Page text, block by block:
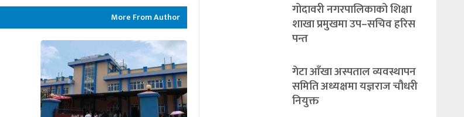
More From Author
गोदावरी नगरपालिकाको शिक्षा
शाखा प्रमुखमा उप–सचिव हरिस
पन्त
गेटा आँखा अस्पताल व्यवस्थापन
समिति अध्यक्षमा यज्ञराज चौधरी
नियुक्त